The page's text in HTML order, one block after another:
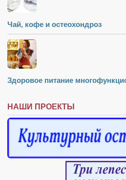
Чай, кофе и остеохондроз
Здоровое питание
НАШИ ПРОЕКТЫ